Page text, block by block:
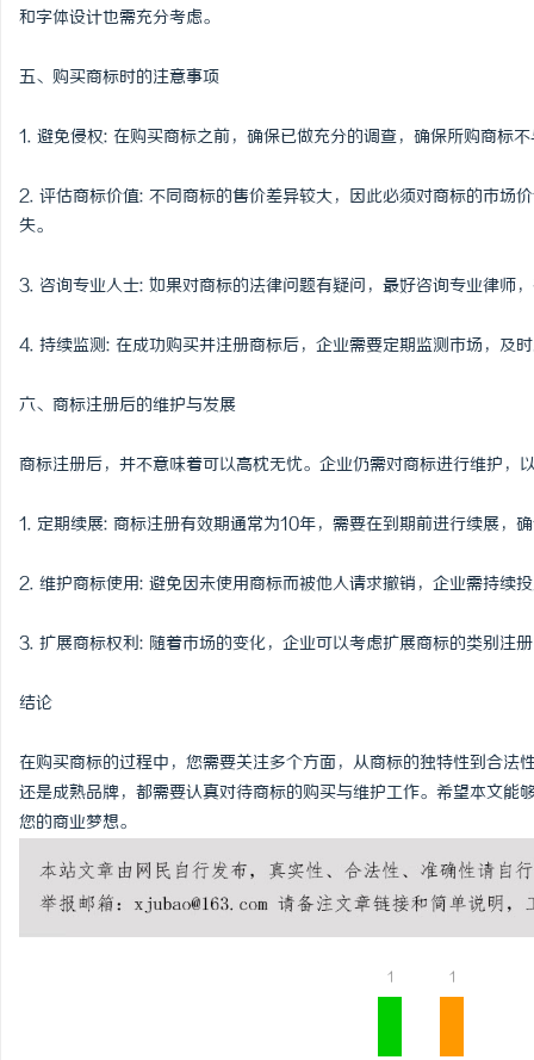
和字体设计也需充分考虑。
五、购买商标时的注意事项
1. 避免侵权: 在购买商标之前，确保已做充分的调查，确保所购商标
2. 评估商标价值: 不同商标的售价差异较大，因此必须对商标的市场
失。
3. 咨询专业人士: 如果对商标的法律问题有疑问，最好咨询专业律师
4. 持续监测: 在成功购买并注册商标后，企业需要定期监测市场，及
六、商标注册后的维护与发展
商标注册后，并不意味着可以高枕无忧。企业仍需对商标进行维护，
1. 定期续展: 商标注册有效期通常为10年，需要在到期前进行续展，
2. 维护商标使用: 避免因未使用商标而被他人请求撤销，企业需持续
3. 扩展商标权利: 随着市场的变化，企业可以考虑扩展商标的类别注
结论
在购买商标的过程中，您需要关注多个方面，从商标的独特性到合
还是成熟品牌，都需要认真对待商标的购买与维护工作。希望本文
您的商业梦想。
1 1